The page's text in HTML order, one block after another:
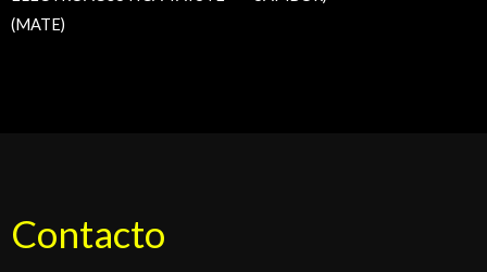
(MATE)
Contacto